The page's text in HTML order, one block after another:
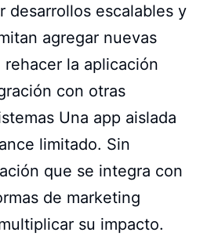
desarrollos escalables y
agregar nuevas
la aplicación
con otras
Una app aislada
limitado. Sin
que se integra con
de marketing
su impacto.